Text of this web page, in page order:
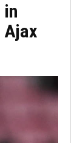
Ajax